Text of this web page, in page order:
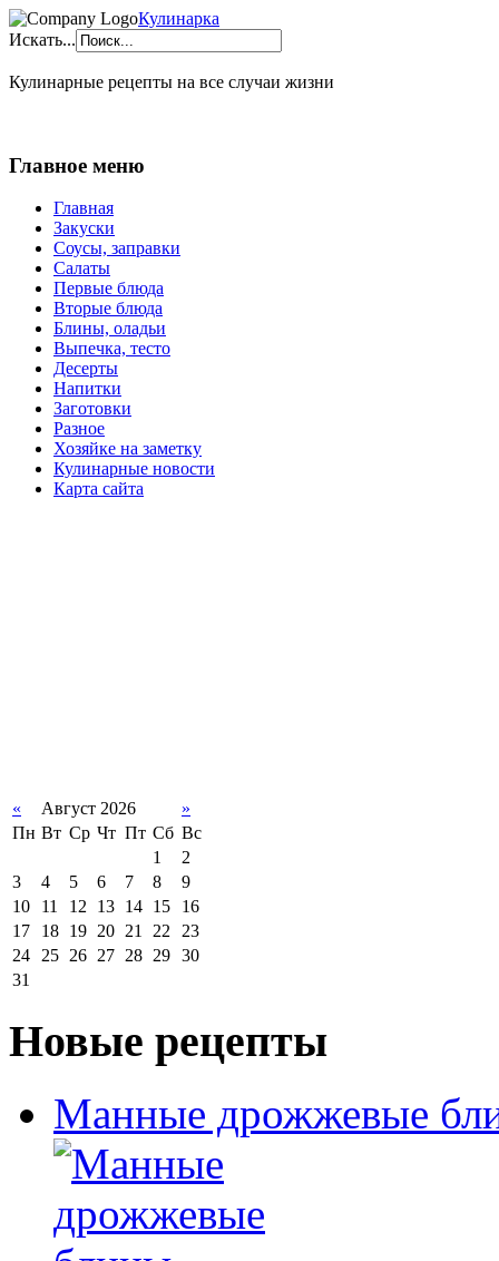
Кулинарка
Искать...
Кулинарные рецепты на все случаи жизни
Главное меню
Главная
Закуски
Соусы, заправки
Салаты
Первые блюда
Вторые блюда
Блины, оладьи
Выпечка, тесто
Десерты
Напитки
Заготовки
Разное
Хозяйке на заметку
Кулинарные новости
Карта сайта
« Август 2026
»
Пн Вт Ср Чт Пт Сб Вс
1
2
3
4 5 6 7 8
9
10
11 12 13 14 15
16
17
18 19 20 21 22 23
24 25 26 27 28 29 30
31
Новые рецепты
Манные дрожжевые